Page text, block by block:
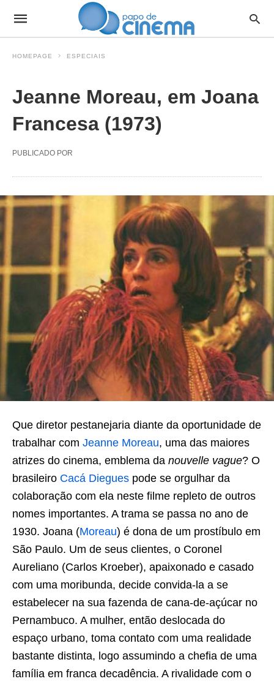
HOMEPAGE ESPECIAIS
Jeanne Moreau, em Joana
Francesa (1973)
PUBLICADO POR
Que diretor pestanejaria diante da oportunidade de
trabalhar com Jeanne Moreau, uma das maiores
atrizes do cinema, emblema da nouvelle vague? O
brasileiro Cacá Diegues pode se orgulhar da
colaboração com ela neste filme repleto de outros
nomes importantes. A trama se passa no ano de
1930. Joana (Moreau) é dona de um prostíbulo em
São Paulo. Um de seus clientes, o Coronel
Aureliano (Carlos Kroeber), apaixonado e casado
com uma moribunda, decide convida-la a se
estabelecer na sua fazenda de cana-de-açúcar no
Pernambuco. A mulher, então deslocada do
espaço urbano, toma contato com uma realidade
bastante distinta, logo assumindo a chefia de uma
família em franca decadência. A rivalidade com o